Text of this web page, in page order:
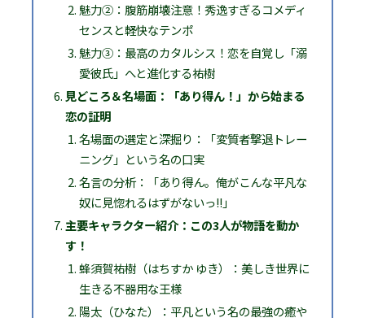
魅力②：腹筋崩壊注意！秀逸すぎるコメディ
センスと軽快なテンポ
魅力③：最高のカタルシス！恋を自覚し「溺
愛彼氏」へと進化する祐樹
見どころ＆名場面：「あり得ん！」から始まる
恋の証明
名場面の選定と深掘り：「変質者撃退トレー
ニング」という名の口実
名言の分析：「あり得ん。俺がこんな平凡な
奴に見惚れるはずがないっ!!」
主要キャラクター紹介：この3人が物語を動か
す！
蜂須賀祐樹（はちすか ゆき）：美しき世界に
生きる不器用な王様
陽太（ひなた）：平凡という名の最強の癒や